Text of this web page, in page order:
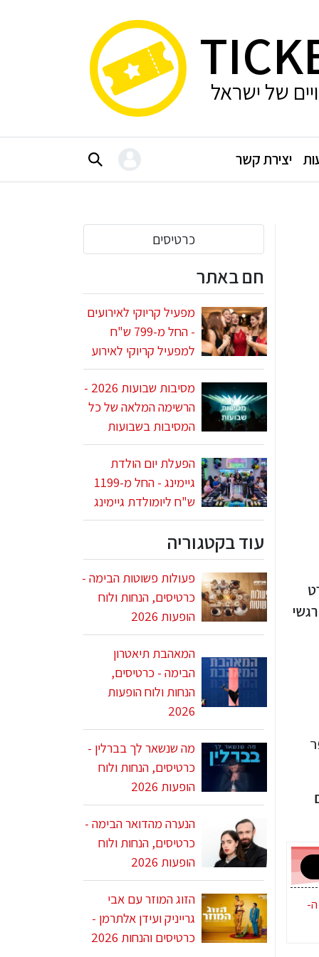
של ישראל
יצירת קשר
כרטיסים
חם באתר
מפעיל קריוקי לאירועים
- החל מ-799 ש"ח
למפעיל קריוקי לאירוע
מסיבות שבועות 2026 -
הרשימה המלאה של כל
המסיבות בשבועות
הפעלת יום הולדת
גיימינג - החל מ-1199
ש"ח ליומולדת גיימינג
עוד בקטגוריה
פעולות פשוטות הבימה -
כרטיסים, הנחות ולוח
הופעות 2026
המאהבת תיאטרון
הבימה - כרטיסים,
הנחות ולוח הופעות
2026
מה שנשאר לך בברלין -
כרטיסים, הנחות ולוח
הופעות 2026
הנערה מהדואר הבימה -
כרטיסים, הנחות ולוח
הופעות 2026
הזוג המוזר עם אבי
גרייניק ועידן אלתרמן -
כרטיסים והנחות 2026